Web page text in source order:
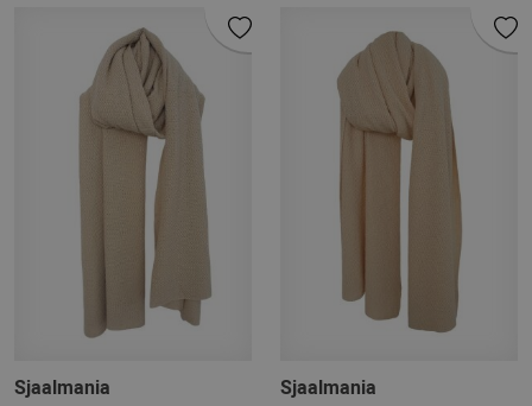
Sjaalmania Sjaalmania